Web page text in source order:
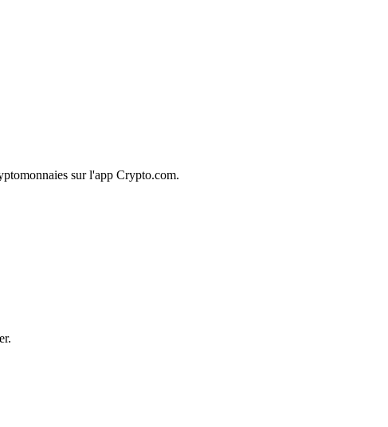
sur l'app Crypto.com.